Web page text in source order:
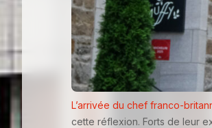
L’arrivée du chef franco-
cette réflexion. Forts de leur